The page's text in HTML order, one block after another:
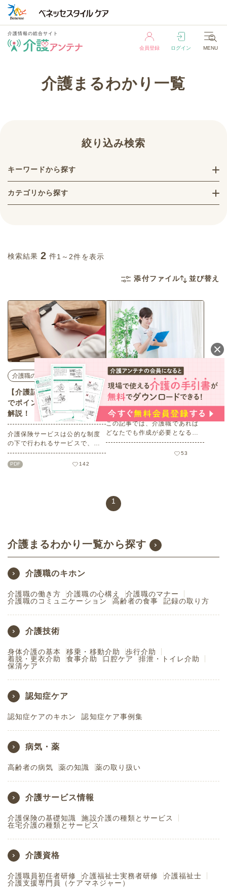
介護情報の総合サイト
会員登録 ログイン MENU
会員登録 ログイン
介護まるわかり一覧
絞り込み検索
キーワードから探す
カテゴリから探す
検索結果 2 件1～2件を表示
添付ファイル 並び替え
介護職のキホン
【介護記録の書き方】例文
でポイントをわかりやすく
解説！
介護保険サービスは公的な制度
の下で行われるサービスで、サ
ービス記録も公的な記録になり
ます。誰が見ても理解できる記
PDF 142
介護職のキホン
介護記録とは？目的と重要
性をわかりやすく解説！
この記事では、介護職であれば
どなたでも作成が必要となる介
護記録について作成の目的や重
要性をわかりやすく解説しま
りますので、ぜひ参考にしてく
ださい。
53
1
介護まるわかり一覧から探す
介護職のキホン
介護職の働き方 介護職の心構え
介護職のマナー
介護職のコミュニケーション
高齢者の食事 記録の取り方
介護技術
身体介護の基本 移乗・移動介助
歩行介助
着脱・更衣介助
食事介助 口腔ケア
排泄・トイレ介助
保清ケア
認知症ケア
認知症ケアのキホン 認知症ケア事例集
病気・薬
高齢者の病気 薬の知識 薬の取り扱い
介護サービス情報
介護保険の基礎知識
施設介護の種類とサービス
在宅介護の種類とサービス
介護資格
介護職員初任者研修 介護福祉士実務者研修
介護福祉士
介護支援専門員（ケアマネジャー）